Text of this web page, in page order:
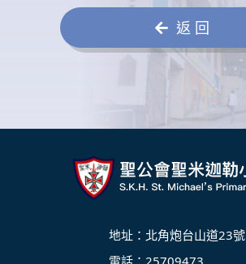
返 回
地址：北角炮台山道23號